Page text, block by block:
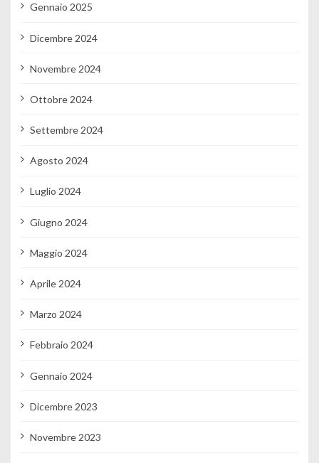
Gennaio 2025
Dicembre 2024
Novembre 2024
Ottobre 2024
Settembre 2024
Agosto 2024
Luglio 2024
Giugno 2024
Maggio 2024
Aprile 2024
Marzo 2024
Febbraio 2024
Gennaio 2024
Dicembre 2023
Novembre 2023